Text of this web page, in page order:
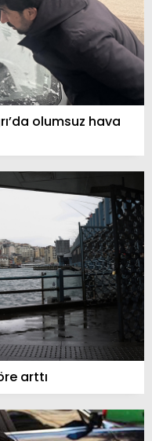
olumsuz hava
arttı